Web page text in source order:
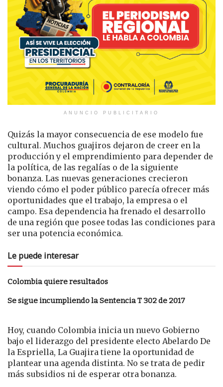
ANUNCIO PUBLICITARIO
Quizás la mayor consecuencia de ese modelo fue
cultural. Muchos guajiros dejaron de creer en la
producción y el emprendimiento para depender de
la política, de las regalías o de la siguiente
bonanza. Las nuevas generaciones crecieron
viendo cómo el poder público parecía ofrecer más
oportunidades que el trabajo, la empresa o el
campo. Esa dependencia ha frenado el desarrollo
de una región que posee todas las condiciones para
ser una potencia económica.
Le puede interesar
Colombia quiere resultados
Se sigue incumpliendo la Sentencia T 302 de 2017
Hoy, cuando Colombia inicia un nuevo Gobierno
bajo el liderazgo del presidente electo Abelardo De
la Espriella, La Guajira tiene la oportunidad de
plantear una agenda distinta. No se trata de pedir
más subsidios ni de esperar otra bonanza.